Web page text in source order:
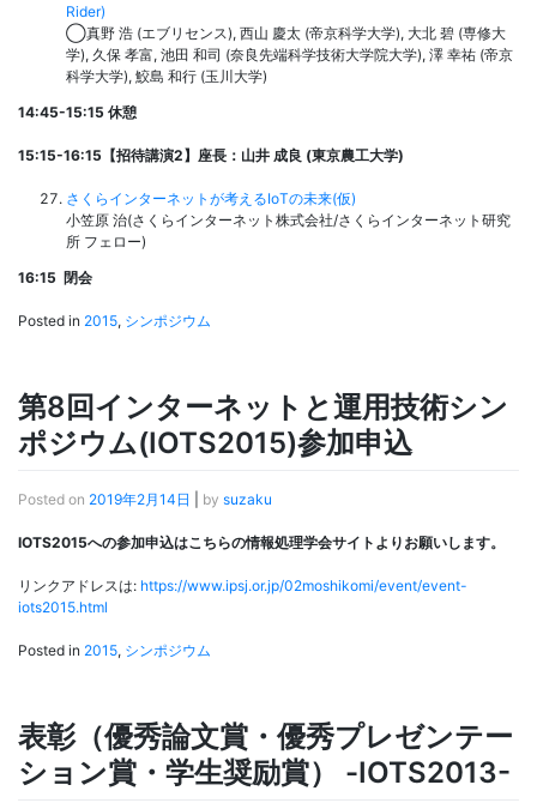
Rider)
◯真野 浩 (エブリセンス), 西山 慶太 (帝京科学大学), 大北 碧 (専修大
学), 久保 孝富, 池田 和司 (奈良先端科学技術大学院大学), 澤 幸祐 (帝京
科学大学), 鮫島 和行 (玉川大学)
14:45-15:15 休憩
15:15-16:15【招待講演2】座長： 山井 成良 (東京農工大学)
さくらインターネットが考えるIoTの未来(仮)
小笠原 治(さくらインターネット株式会社/さくらインターネット研究
所 フェロー)
16:15 閉会
Posted in 2015, シンポジウム
第8回インターネットと運用技術シン
ポジウム(IOTS2015)参加申込
Posted on 2019年2月14日 by suzaku
IOTS2015への参加申込はこちらの情報処理学会サイトよりお願いします。
リンクアドレスは: https://www.ipsj.or.jp/02moshikomi/event/event-
iots2015.html
Posted in 2015, シンポジウム
表彰（優秀論文賞・優秀プレゼンテー
ション賞・学生奨励賞） -IOTS2013-